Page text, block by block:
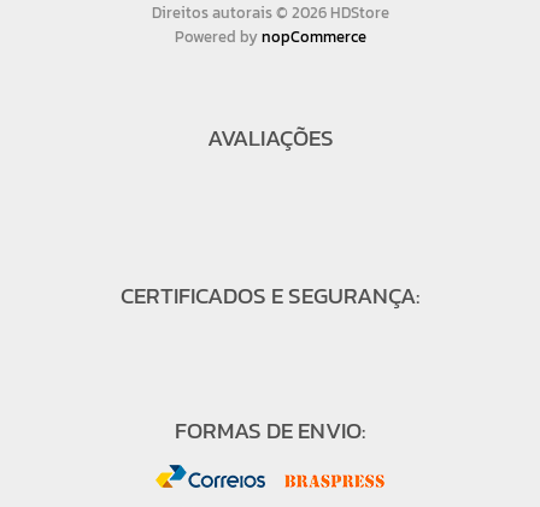
Direitos autorais © 2026 HDStore
Powered bynopCommerce
AVALIAÇÕES
CERTIFICADOS E SEGURANÇA:
FORMAS DE ENVIO: